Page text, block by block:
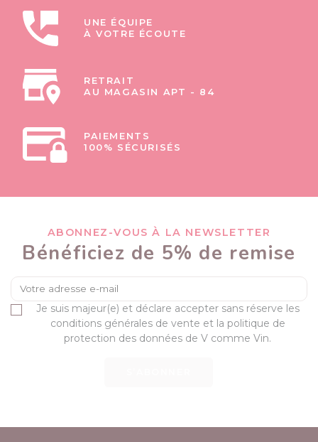
UNE ÉQUIPE
À VOTRE ÉCOUTE
RETRAIT
AU MAGASIN APT - 84
PAIEMENTS
100% SÉCURISÉS
ABONNEZ-VOUS À LA NEWSLETTER
Bénéficiez de 5% de remise
Je suis majeur(e) et déclare accepter sans réserve les
conditions générales de vente et la politique de
protection des données de V comme Vin.